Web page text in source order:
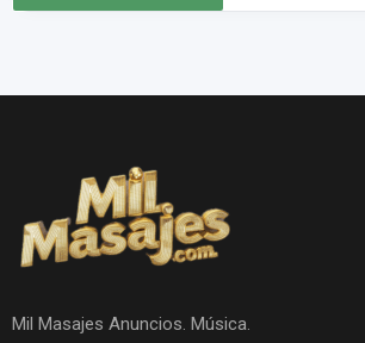
Mil Masajes Anuncios. Música.